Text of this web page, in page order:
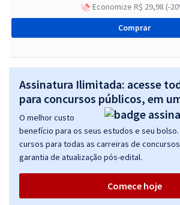
Economize R$ 29,98 (-
Comprar
Assinatura Ilimitada: acesse
para concursos públicos, em
O melhor custo
benefício para os seus estudos e seu bolso.
cursos para todas as carreiras de
garantia de atualização pós-edital.
Comece hoje